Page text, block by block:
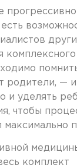
комплексного
родители, —
и уделять
чтобы
комплект